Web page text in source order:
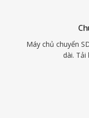
Máy chủ chuyển
dài. Tải